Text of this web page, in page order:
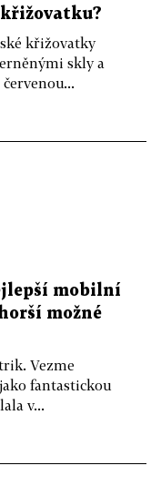
křižovatku?
křižovatky
skly a
mobilní
možné
Vezme
fantastickou
v...